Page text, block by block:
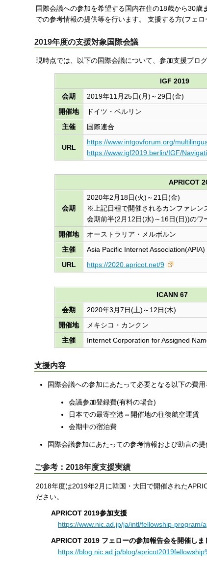
国際会議への参加を希望する国内在住の18歳から30
での参考情報の提供等を行います。 支援する方(フェ
2019年度の支援対象国際会議
現時点では、以下の国際会議について、参加支援プロ
IGF 2019
会期
2019年11月25日(月)～29日(金)
開催地
ドイツ・ベルリン
主催
国際連合
URL
https://www.intgovforum.org/
https://www.igf2019.berlin/IGF/
APRICOT
会期
2020年2月18日(火)～21日(金)
※上記日程で開催されるカンファレン
会期前半(2月12日(水)～16日(日))のワ
開催地
オーストラリア・メルボルン
主催
Asia Pacific Internet Association(APIA)
URL
https://2020.apricot.net/9
ICANN 67
会期
2020年3月7日(土)～12日(木)
開催地
メキシコ・カンクン
主催
Internet Corporation for Assigned
支援内容
国際会議への参加にあたって必要となる以下の費用
会議参加登録費(有料の場合)
日本での最寄空港⇔開催地の往復航空運賃
会期中の宿泊費
国際会議参加にあたっての参考情報および助言の提
ご参考：2018年度支援実績
2018年度は2019年2月に韓国・大田で開催された
ださい。
APRICOT 2019参加支援
https://www.nic.ad.jp/ja/intl/fellowship-program/
APRICOT 2019 フェローの参加報告会を開催しま
https://blog.nic.ad.jp/blog/